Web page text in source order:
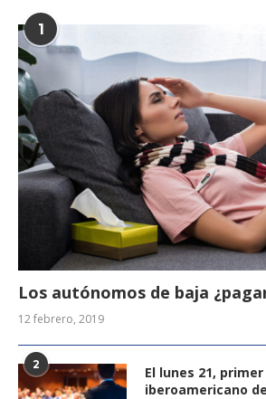
1
Los autónomos de baja
12 febrero, 2019
2
El lunes 21,
iberoamericano